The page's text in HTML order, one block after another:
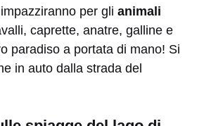
per gli animali
caprette, anatre, galline e
paradiso a portata di mano! Si
in auto dalla strada del